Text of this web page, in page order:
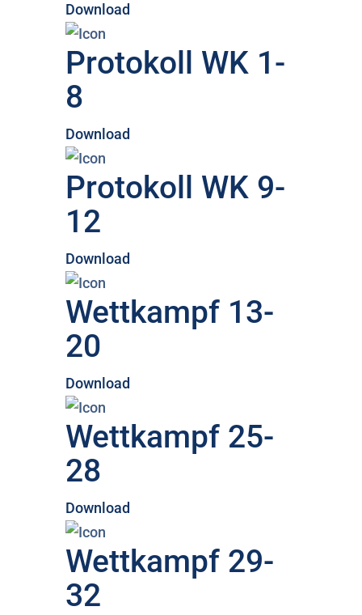
Download
Protokoll WK 1-
8
Download
Protokoll WK 9-
12
Download
Wettkampf 13-
20
Download
Wettkampf 25-
28
Download
Wettkampf 29-
32